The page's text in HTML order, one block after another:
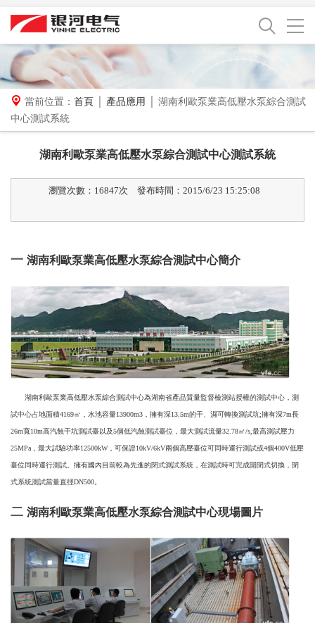
當前位置： 首頁 產品應用
│ 湖南利歐泵業高低壓水泵綜合測試
中心測試系統
湖南利歐泵業高低壓水泵綜合測試中心測試系統
瀏覽次數：16847次 發布時間：2015/6/23 15:25:08
一 湖南利歐泵業高低壓水泵綜合測試中心簡介
湖南利歐泵業高低壓水泵綜合測試中心為湖南省產品質量監督檢測站授權的測試中心，測
試中心占地面積4169㎡，水池容量13900m3，擁有深13.5m的干、濕可轉換測試坑;擁有深7m長
26m寬10m高汽蝕干坑測試臺以及5個低汽蝕測試臺位，最大測試流量32.78㎡/s,最高測試壓力
25MPa，最大試驗功率12500kW，可保證10kV/6kV兩個高壓臺位可同時運行測試或4個400V低壓
臺位同時運行測試。擁有國內目前較為先進的閉式測試系統，在測試時可完成開閉式切換，閉
式系統測試當量直徑DN500。
二 湖南利歐泵業高低壓水泵綜合測試中心現場圖片